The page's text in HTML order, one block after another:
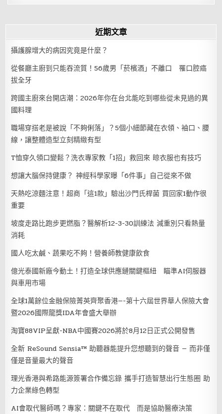
近期文章
攝護腺增大的病因究竟是什麼？
從餐廳主廚到只能吞流質！56歲男「菸檳酒」不離口 罹口腔癌
拔全牙
跨國主廚來台開店潮：2026年你在台北能吃到哪些從未見過的異
國料理
職場穿搭老是被說「不夠俐落」？5個小細節藏在衣領、袖口、腰
線，讓整體造型立刻精緻有型
T恤穿久領口變鬆？洗衣專家教「1招」救回來 晾衣服也有技巧
想讓大腦保持健康？ 神經科學家曝「6件事」自己從來不做
天熱吃涼麵注意！超商「這1款」驗出沙門氏桿菌 買回家1動作很
重要
坡度走路比跑步更燃脂？醫解析12-3-30訓練法 減重別只看熱量
消耗
國人吃太鹹、蔬果吃不夠！營養師教健康飲食
億光泰國新廠今動土！打造全球供應鏈關鍵樞紐 瞄準AI伺服器
與車用市場
全球1萬餘位金融保險菁英齊聚香港—-第十六屆世界華人保險大會
暨2026國際龍獎IDA年會盛大舉辦
淘寶88VIP呈獻-NBA中國賽2026將於8月12日正式公開發售
全新 ReSound Sensia™ 助聽器能提升您想聽到的聲音 — 而非僅
僅是音量最大的聲音
理光香港與希路能源簽署合作備忘錄 攜手打造智慧出行生態圈 助
力企業綠色轉型
AI會取代醫師嗎？專家：關鍵不在取代 而是協助醫療決策